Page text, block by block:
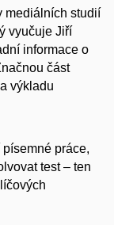
mediálních studií
vyučuje Jiří
informace o
část
výkladu
práce,
test – ten